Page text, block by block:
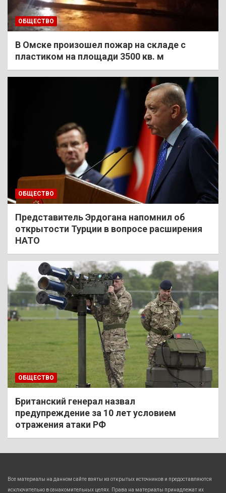
ОБЩЕСТВО
В Омске произошел пожар на складе с
пластиком на площади 3500 кв. м
ОБЩЕСТВО
Представитель Эрдогана напомнил об
открытости Турции в вопросе расширения
НАТО
ОБЩЕСТВО
Британский генерал назвал
предупреждение за 10 лет условием
отражения атаки РФ
Все материалы на данном сайте взяты из открытых источников и предоставляются
исключительно в ознакомительных целях. Права на материалы принадлежат их